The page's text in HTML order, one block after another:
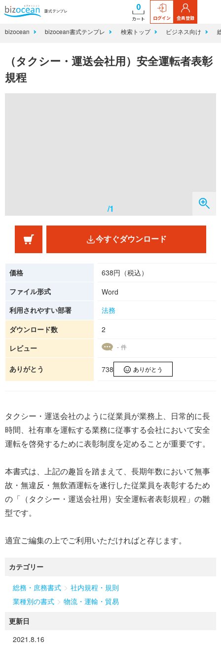
0
カート ログイン 会員登録
bizocean bizocean書式テンプレ 検索トップ ビジネス向け
（タクシー・運送会社用）安全運転者表彰
規程
/1
今すぐダウンロード
価格
638円（税込）
ファイル形式
Word
利用されやすい部署
法務
ダウンロード数
2
レビュー
- 件
ありがとう 738 ありがとう
タクシー・運送会社のように従業員が業務上、日常的に長
時間、社有車を運転する業務に従事する会社において安全
運転を啓発するために表彰制度を定めることが重要です。
本書式は、上記の趣旨を踏まえて、長期年数において無事
故・無違反・無飲酒運転を遂行した従業員を表彰するため
の「（タクシー・運送会社用）安全運転者表彰規程」の雛
型です。
適宜ご編集の上でご利用いただければと存じます。
カテゴリー
総務・庶務書式 > 社内規程・規則
業種別の書式 > 物流・運輸・貿易
更新日
2021.8.16